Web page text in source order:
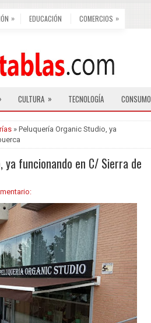
» EDUCACIÓN COMERCIOS »
CULTURA » TECNOLOGÍA CONSUMO
» Peluquería Organic Studio, ya
ya funcionando en C/ Sierra de